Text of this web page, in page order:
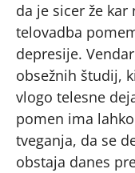
da je sicer že kar
telovadba
depresije.
obsežnih študij,
vlogo telesne
pomen ima
tveganja, da se
obstaja danes